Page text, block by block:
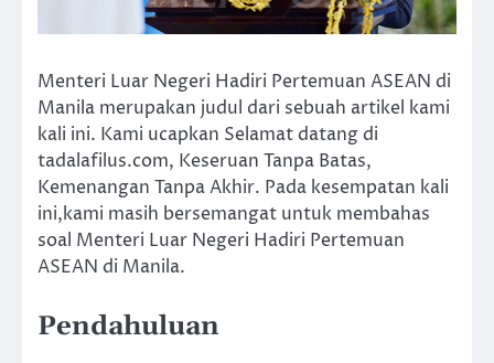
Menteri Luar Negeri Hadiri Pertemuan ASEAN di
Manila merupakan judul dari sebuah artikel kami
kali ini. Kami ucapkan Selamat datang di
tadalafilus.com, Keseruan Tanpa Batas,
Kemenangan Tanpa Akhir. Pada kesempatan kali
ini,kami masih bersemangat untuk membahas
soal Menteri Luar Negeri Hadiri Pertemuan
ASEAN di Manila.
Pendahuluan